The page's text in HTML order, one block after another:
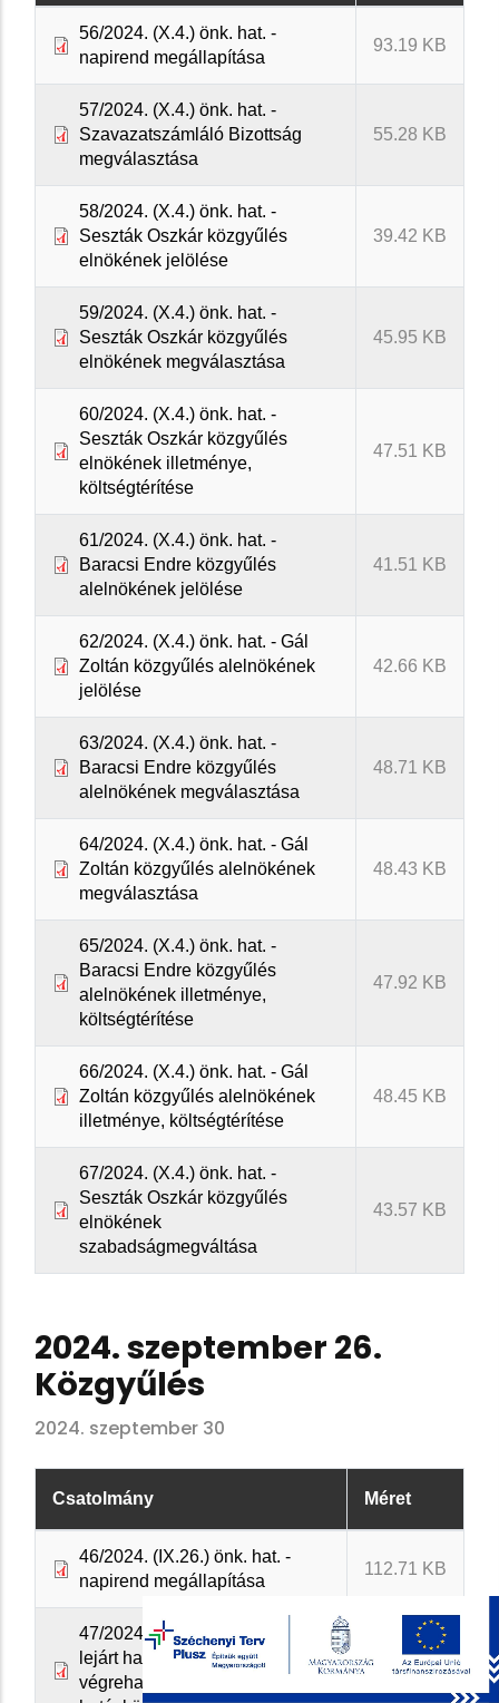
56/2024. (X.4.) önk. hat. -
napirend megállapítása
93.19 KB
57/2024. (X.4.) önk. hat. -
Szavazatszámláló Bizottság
megválasztása
55.28 KB
58/2024. (X.4.) önk. hat. -
Seszták Oszkár közgyűlés
elnökének jelölése
39.42 KB
59/2024. (X.4.) önk. hat. -
Seszták Oszkár közgyűlés
elnökének megválasztása
45.95 KB
60/2024. (X.4.) önk. hat. -
Seszták Oszkár közgyűlés
elnökének illetménye,
költségtérítése
47.51 KB
61/2024. (X.4.) önk. hat. -
Baracsi Endre közgyűlés
alelnökének jelölése
41.51 KB
62/2024. (X.4.) önk. hat. - Gál
Zoltán közgyűlés alelnökének
jelölése
42.66 KB
63/2024. (X.4.) önk. hat. -
Baracsi Endre közgyűlés
alelnökének megválasztása
48.71 KB
64/2024. (X.4.) önk. hat. - Gál
Zoltán közgyűlés alelnökének
megválasztása
48.43 KB
65/2024. (X.4.) önk. hat. -
Baracsi Endre közgyűlés
alelnökének illetménye,
költségtérítése
47.92 KB
66/2024. (X.4.) önk. hat. - Gál
Zoltán közgyűlés alelnökének
illetménye, költségtérítése
48.45 KB
67/2024. (X.4.) önk. hat. -
Seszták Oszkár közgyűlés
elnökének
szabadságmegváltása
43.57 KB
2024. szeptember 26.
Közgyűlés
2024. szeptember 30
Csatolmány Méret
46/2024. (IX.26.) önk. hat. -
napirend megállapítása
112.71 KB
47/2024. (IX.26.) önk. hat. -
lejárt határidejű határozatok
végrehajtása, átruházott
44.87 KB